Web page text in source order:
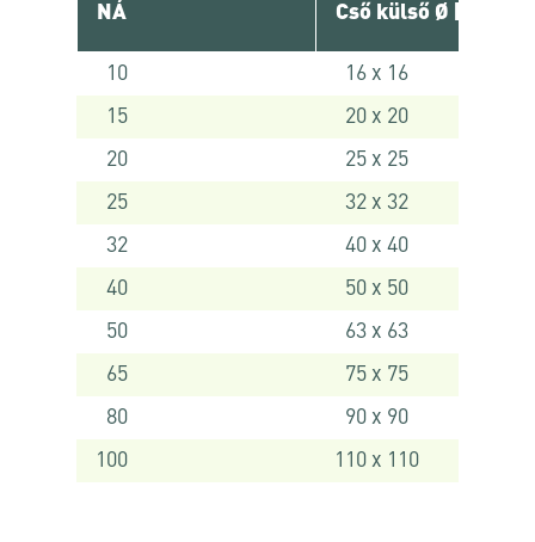
NÁ Cső külső Ø [ mm ]
10
16 x 16
15
20 x 20
20
25 x 25
25
32 x 32
32
40 x 40
40
50 x 50
50
63 x 63
65
75 x 75
80
90 x 90
100
110 x 110